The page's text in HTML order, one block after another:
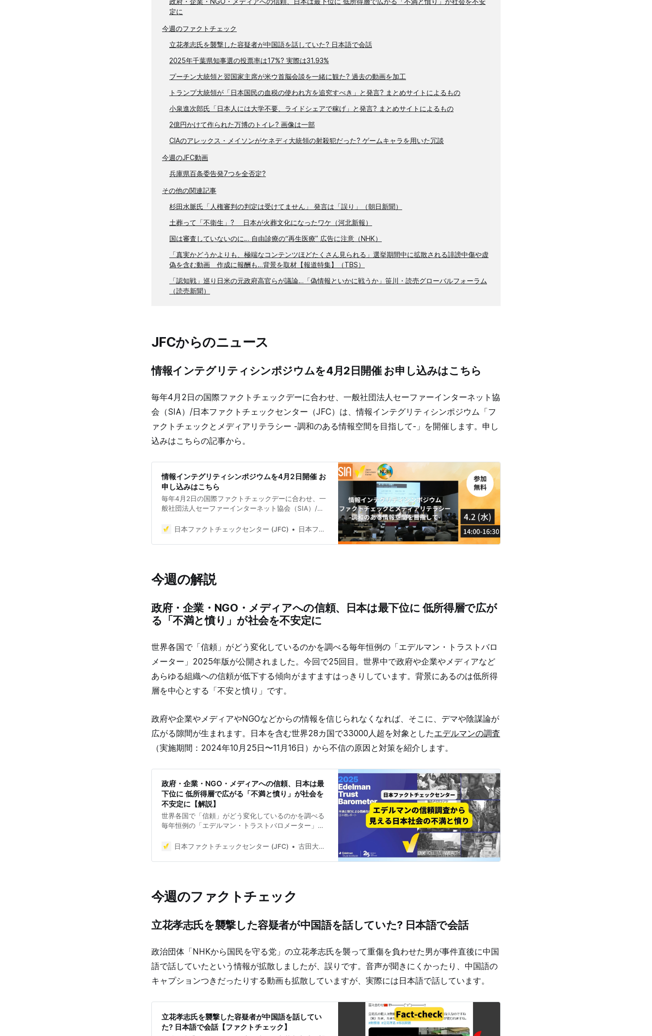
定に
今週のファクトチェック
立花孝志氏を襲撃した容疑者が中国語を話していた? 日本語で会話
2025年千葉県知事選の投票率は17%? 実際は31.93%
プーチン大統領と習国家主席が米ウ首脳会談を一緒に観た? 過去の動画を加工
トランプ大統領が「日本国民の血税の使われ方を追究すべき」と発言? まとめサイトによるもの
小泉進次郎氏「日本人には大学不要、ライドシェアで稼げ」と発言? まとめサイトによるもの
2億円かけて作られた万博のトイレ? 画像は一部
CIAのアレックス・メイソンがケネディ大統領の射殺犯だった? ゲームキャラを用いた冗談
今週のJFC動画
兵庫県百条委告発7つを全否定?
その他の関連記事
杉田水脈氏「人権審判の判定は受けてません」 発言は「誤り」（朝日新聞）
土葬って「不衛生」? 日本が火葬文化になったワケ（河北新報）
国は審査していないのに… 自由診療の“再生医療” 広告に注意（NHK）
「真実かどうかよりも、極端なコンテンツほどたくさん見られる」選挙期間中に拡散される誹謗中傷や虚
偽を含む動画 作成に報酬も…背景を取材【報道特集】（TBS）
「認知戦」巡り日米の元政府高官らが議論…「偽情報といかに戦うか」笹川・読売グローバルフォーラム
（読売新聞）
JFCからのニュース
情報インテグリティシンポジウムを4月2日開催 お申し込みはこちら
毎年4月2日の国際ファクトチェックデーに合わせ、一般社団法人セーファーインターネット協
会（SIA）/日本ファクトチェックセンター（JFC）は、情報インテグリティシンポジウム「フ
ァクトチェックとメディアリテラシー -調和のある情報空間を目指して-」を開催します。申し
込みはこちらの記事から。
情報インテグリティシンポジウムを4月2日開催 お
申し込みはこちら
毎年4月2日の国際ファクトチェックデーに合わせ、一
般社団法人セーファーインターネット協会（SIA）/日
グリティシンポジウム「ファクトチェックとメディア
します。 会場となる慶応大学グローバルリサーチイン
ファクトチェックとメディアリテラシーの普及、偽情
報対策の促進を目指します。 また、電通総研と共同実
ックやメディアリテラシー教育の普及の現状なども発
表します。 シンポジウム概要 日時：2025年4月2日
（水） 14時00分～16時30分 場所：慶応大学 ※JFCの
さつ(14:00-14:05) 中妻照雄 氏（慶應義塾大学グロー
バルリサーチインスティテュート 所長 慶應義塾大学
経済学部 教授） 基調講演1: 情報インテグリティ調
日本ファクトチェックセンター (JFC) 日本ファクトチェックセンター(JFC)
今週の解説
政府・企業・NGO・メディアへの信頼、日本は最下位に 低所得層で広が
る「不満と憤り」が社会を不安定に
世界各国で「信頼」がどう変化しているのかを調べる毎年恒例の「エデルマン・トラストバロ
メーター」2025年版が公開されました。今回で25回目。世界中で政府や企業やメディアなど
あらゆる組織への信頼が低下する傾向がますますはっきりしています。背景にあるのは低所得
層を中心とする「不安と憤り」です。
政府や企業やメディアやNGOなどからの情報を信じられなくなれば、そこに、デマや陰謀論が
広がる隙間が生まれます。日本を含む世界28カ国で33000人超を対象としたエデルマンの調査
（実施期間：2024年10月25日〜11月16日）から不信の原因と対策を紹介します。
政府・企業・NGO・メディアへの信頼、日本は最
下位に 低所得層で広がる「不満と憤り」が社会を
不安定に【解説】
世界各国で「信頼」がどう変化しているのかを調べる
毎年恒例の「エデルマン・トラストバロメーター」
政府や企業やメディアなどあらゆる組織への信頼が低
るのは低所得層を中心とする「不安と憤り」です。 政
まれます。日本を含む世界28カ国で33000人超を対象
としたエデルマンの調査（実施期間：2024年10月25
世界的な信頼低下の潮流と日本の現状 日本は信頼指数
が最下位に 政府、企業、メディア、NGOに対する信頼
は2024年が39で28カ国中27位、2025年は37で最下位
と悪化しました。 選挙で政府の指導者が交代した国の
多くで信頼指数が下がっていたと調査は指摘していま
す。 日本はもともと信頼指数が低い傾向があります。
日本ファクトチェックセンター (JFC) 古田大輔(Daisuke Furuta)
今週のファクトチェック
立花孝志氏を襲撃した容疑者が中国語を話していた? 日本語で会話
政治団体「NHKから国民を守る党」の立花孝志氏を襲って重傷を負わせた男が事件直後に中国
語で話していたという情報が拡散しましたが、誤りです。音声が聞きにくかったり、中国語の
キャプションつきだったりする動画も拡散していますが、実際には日本語で話しています。
立花孝志氏を襲撃した容疑者が中国語を話してい
た? 日本語で会話【ファクトチェック】